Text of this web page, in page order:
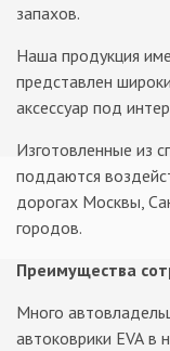
запахов.
Наша продукция
представлен
аксессуар под
Изготовленные из
поддаются
дорогах Москвы,
городов.
Преимущества
Много
автоковрики EVA в